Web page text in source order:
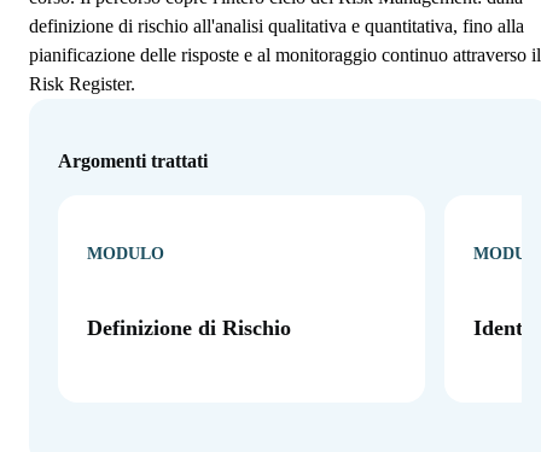
definizione di rischio all'analisi qualitativa e quantitativa, fino alla
pianificazione delle risposte e al monitoraggio continuo attraverso il
Risk Register.
Argomenti trattati
MODULO
Definizione di Rischio